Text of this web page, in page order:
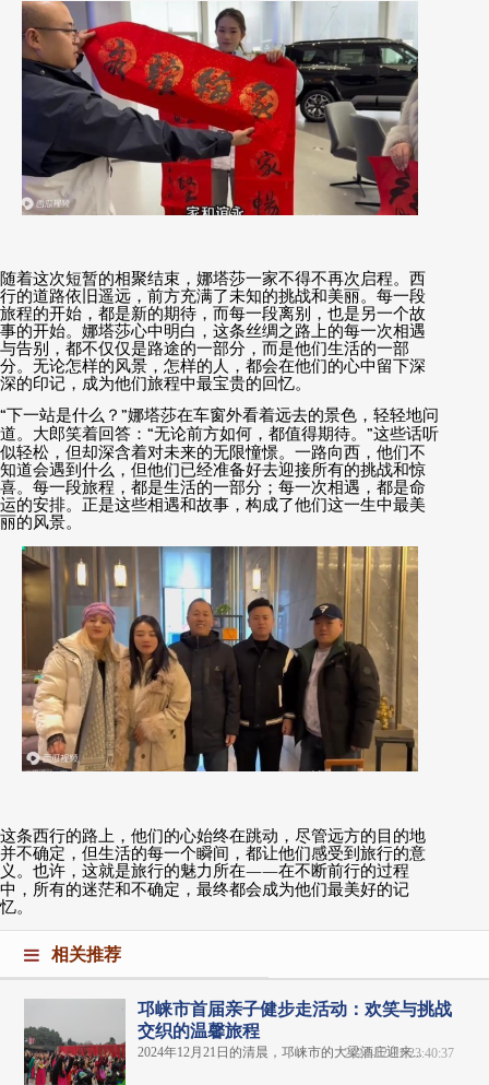
随着这次短暂的相聚结束，娜塔莎一家不得不再次启程。西
行的道路依旧遥远，前方充满了未知的挑战和美丽。每一段
旅程的开始，都是新的期待，而每一段离别，也是另一个故
事的开始。娜塔莎心中明白，这条丝绸之路上的每一次相遇
与告别，都不仅仅是路途的一部分，而是他们生活的一部
分。无论怎样的风景，怎样的人，都会在他们的心中留下深
深的印记，成为他们旅程中最宝贵的回忆。
“下一站是什么？ ”娜塔莎在车窗外看着远去的景色，轻轻地问
道。大郎笑着回答： “无论前方如何，都值得期待。 ”这些话听
似轻松，但却深含着对未来的无限憧憬。一路向西，他们不
知道会遇到什么，但他们已经准备好去迎接所有的挑战和惊
喜。每一段旅程，都是生活的一部分；每一次相遇，都是命
运的安排。正是这些相遇和故事，构成了他们这一生中最美
丽的风景。
这条西行的路上，他们的心始终在跳动，尽管远方的目的地
并不确定，但生活的每一个瞬间，都让他们感受到旅行的意
义。也许，这就是旅行的魅力所在——在不断前行的过程
中，所有的迷茫和不确定，最终都会成为他们最美好的记
忆。
相关推荐
邛崃市首届亲子健步走活动：欢笑与挑战
交织的温馨旅程
2024年12月21日的清晨，邛崃市的大梁酒庄迎来...
2024-12-31 23:40:37